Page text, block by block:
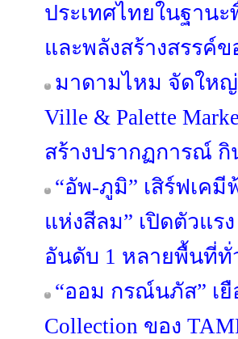
ประเทศไทยในฐาน
และพลังสร้างสรรค์
มาดามไหม จัดใหญ่
Ville & Palette
สร้างปรากฏการณ์
“อัพ-ภูมิ” เสิร์ฟเคมี
แห่งสีลม” เปิดตัวแร
อันดับ 1 หลายพื้นที่ทั่
“ออม กรณ์นภัส” เ
Collection ของ